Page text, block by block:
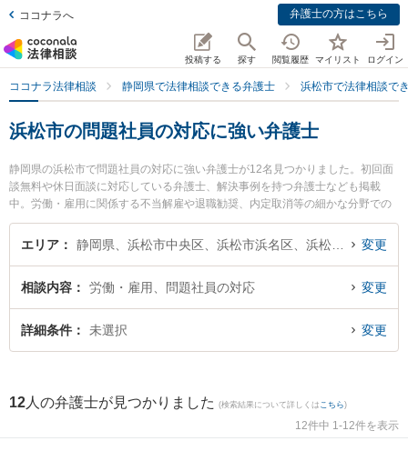
ココナラへ 弁護士の方はこちら
投稿する 探す 閲覧履歴 マイリスト ログイン
ココナラ法律相談 静岡県で法律相談できる弁護士 浜松市で法律相談で
浜松市の問題社員の対応に強い弁護士
静岡県の浜松市で問題社員の対応に強い弁護士が12名見つかりました。初回面
談無料や休日面談に対応している弁護士、解決事例を持つ弁護士なども掲載
中。労働・雇用に関係する不当解雇や退職勧奨、内定取消等の細かな分野での
絞り込み検索もでき便利です。特にベリーベスト法律事務所 浜松オフィスの松
下 啓一弁護士や弁護士法人エース 浜松事務所の小林 弘明弁護士、弁護士法人
ブルを今すぐに弁護士に相談したい』『問題社員の対応のトラブル解決の実績
豊富な近くの弁護士を検索したい』『初回相談無料で問題社員の対応を法律相
談できる浜松市内の弁護士に相談予約したい』などでお困りの相談者さんにお
エリア 変更
相談内容 労働・雇用、問題社員の対応 変更
詳細条件 未選択 変更
12 人の弁護士が見つかりました (検索結果について詳しくは こちら)
12件中 1-12件を表示